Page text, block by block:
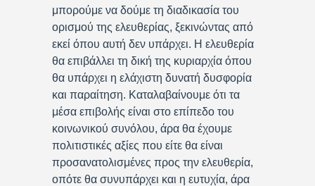
μπορούμε να δούμε τη διαδικασία του
ορισμού της ελευθερίας, ξεκινώντας από
εκεί όπου αυτή δεν υπάρχει. Η ελευθερία
θα επιβάλλει τη δική της κυριαρχία όπου
θα υπάρχει η ελάχιστη δυνατή δυσφορία
και παραίτηση. Καταλαβαίνουμε ότι τα
μέσα επιβολής είναι στο επίπεδο του
κοινωνικού συνόλου, άρα θα έχουμε
πολιτιστικές αξίες που είτε θα είναι
προσανατολισμένες προς την ελευθερία,
οπότε θα συνυπάρχει και η ευτυχία, άρα